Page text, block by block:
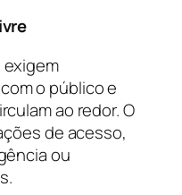
o público e
ao redor. O
de acesso,
ou